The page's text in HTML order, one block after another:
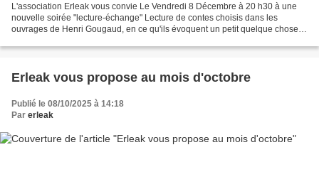
L'association Erleak vous convie Le Vendredi 8 Décembre à 20 h30 à une
nouvelle soirée "lecture-échange" Lecture de contes choisis dans les
ouvrages de Henri Gougaud, en ce qu'ils évoquent un petit quelque chose
Erleak vous propose au mois d'octobre
Publié le 08/10/2025 à 14:18
Par erleak